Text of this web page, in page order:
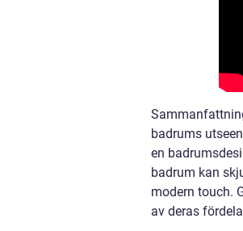
badrums
en
badrum kan
modern touch.
av deras